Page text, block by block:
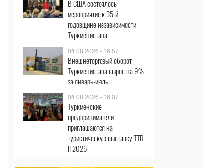
В США состоялось
мероприятие к 35-й
годовщине независимости
Туркменистана
04.08.2026 - 16:57
Внешнеторговый оборот
Туркменистана вырос на 9%
за январь-июль
04.08.2026 - 16:07
Туркменские
предприниматели
приглашаются на
туристическую выставку TTR
II 2026